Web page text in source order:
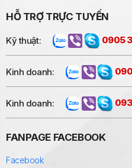
HỖ TRỢ TRỰC TUYẾN
Kỹ thuật: 0905
Kinh doanh:
Kinh doanh:
FANPAGE FACEBOOK
Facebook